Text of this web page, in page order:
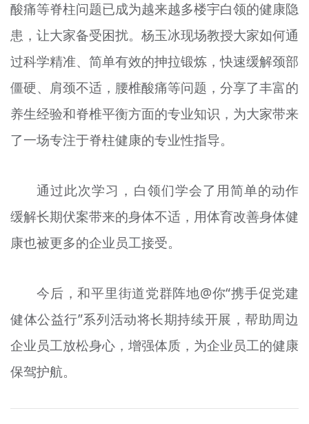
酸痛等脊柱问题已成为越来越多楼宇白领的健康隐
患，让大家备受困扰。杨玉冰现场教授大家如何通
过科学精准、简单有效的抻拉锻炼，快速缓解颈部
僵硬、肩颈不适，腰椎酸痛等问题，分享了丰富的
养生经验和脊椎平衡方面的专业知识，为大家带来
了一场专注于脊柱健康的专业性指导。
通过此次学习，白领们学会了用简单的动作
缓解长期伏案带来的身体不适，用体育改善身体健
康也被更多的企业员工接受。
今后，和平里街道党群阵地@你“携手促党建
健体公益行”系列活动将长期持续开展，帮助周边
企业员工放松身心，增强体质，为企业员工的健康
保驾护航。